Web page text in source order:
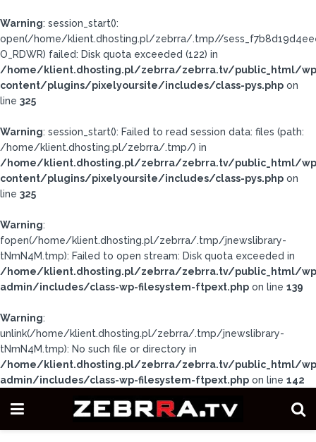
Warning: session_start():
open(/home/klient.dhosting.pl/zebrra/.tmp//
O_RDWR) failed: Disk quota exceeded (122) in
/home/klient.dhosting.pl/zebrra/zebrra.tv/public_html/
content/plugins/pixelyoursite/includes/class-pys.php on
line 325
Warning: session_start(): Failed to read session data: files (path:
/home/klient.dhosting.pl/zebrra/.tmp/) in
/home/klient.dhosting.pl/zebrra/zebrra.tv/public_html/
content/plugins/pixelyoursite/includes/class-pys.php on
line 325
Warning:
fopen(/home/klient.dhosting.pl/zebrra/.tmp/jnewslibrary-
tNmN4M.tmp): Failed to open stream: Disk quota exceeded in
/home/klient.dhosting.pl/zebrra/zebrra.tv/public_html/
admin/includes/class-wp-filesystem-ftpext.php on line 139
Warning:
unlink(/home/klient.dhosting.pl/zebrra/.tmp/jnewslibrary-
tNmN4M.tmp): No such file or directory in
/home/klient.dhosting.pl/zebrra/zebrra.tv/public_html/
admin/includes/class-wp-filesystem-ftpext.php on line 142